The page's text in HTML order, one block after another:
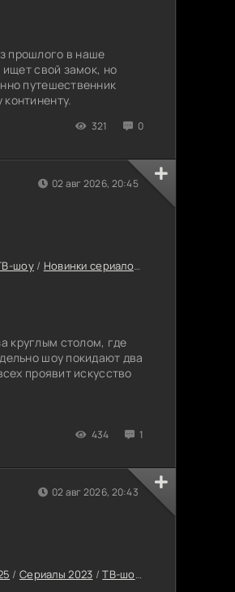
прошлого в наше
свой замок, но
путешественник
321 0
шоу/ Новинки сериалов 2025
круглым столом, где
шоу покидают два
проявит искусство
434 1
02 авг 2026, 20:45
/Сериалы 2023 /ТВ-шоу /
02 авг 2026, 20:43